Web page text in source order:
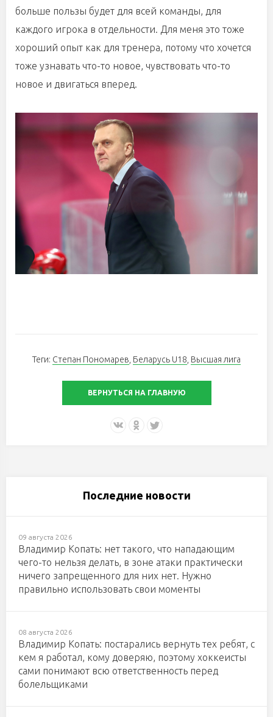
больше пользы будет для всей команды, для
каждого игрока в отдельности. Для меня это тоже
хороший опыт как для тренера, потому что хочется
тоже узнавать что-то новое, чувствовать что-то
новое и двигаться вперед.
Теги: Степан Пономарев, Беларусь U18, Высшая лига
ВЕРНУТЬСЯ НА ГЛАВНУЮ
Последние новости
09 августа 2026
Владимир Копать: нет такого, что нападающим
чего-то нельзя делать, в зоне атаки практически
ничего запрещенного для них нет. Нужно
правильно использовать свои моменты
08 августа 2026
Владимир Копать: постарались вернуть тех ребят, с
кем я работал, кому доверяю, поэтому хоккеисты
сами понимают всю ответственность перед
болельщиками